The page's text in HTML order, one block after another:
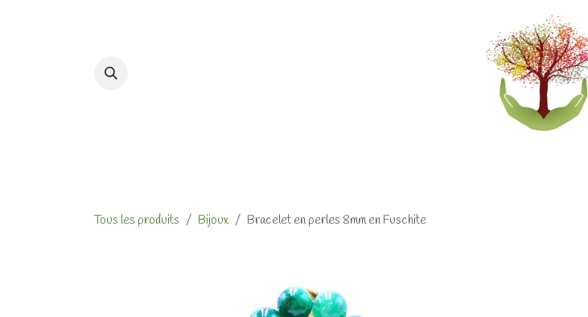
Tous les produits Bijoux Bracelet en perles 8mm en Fuschite